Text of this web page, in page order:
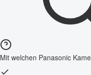
Mit welchen Panasonic